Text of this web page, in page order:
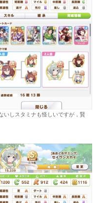
いしスタミナも怪しいですが，賢